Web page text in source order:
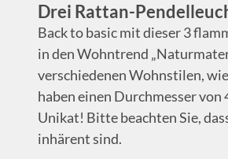
Drei Rattan-
Back to basic mit dieser 3
in den Wohntrend
verschiedenen Wohnstilen,
haben einen Durchmesser
Unikat! Bitte beachten Sie,
inhärent sind.